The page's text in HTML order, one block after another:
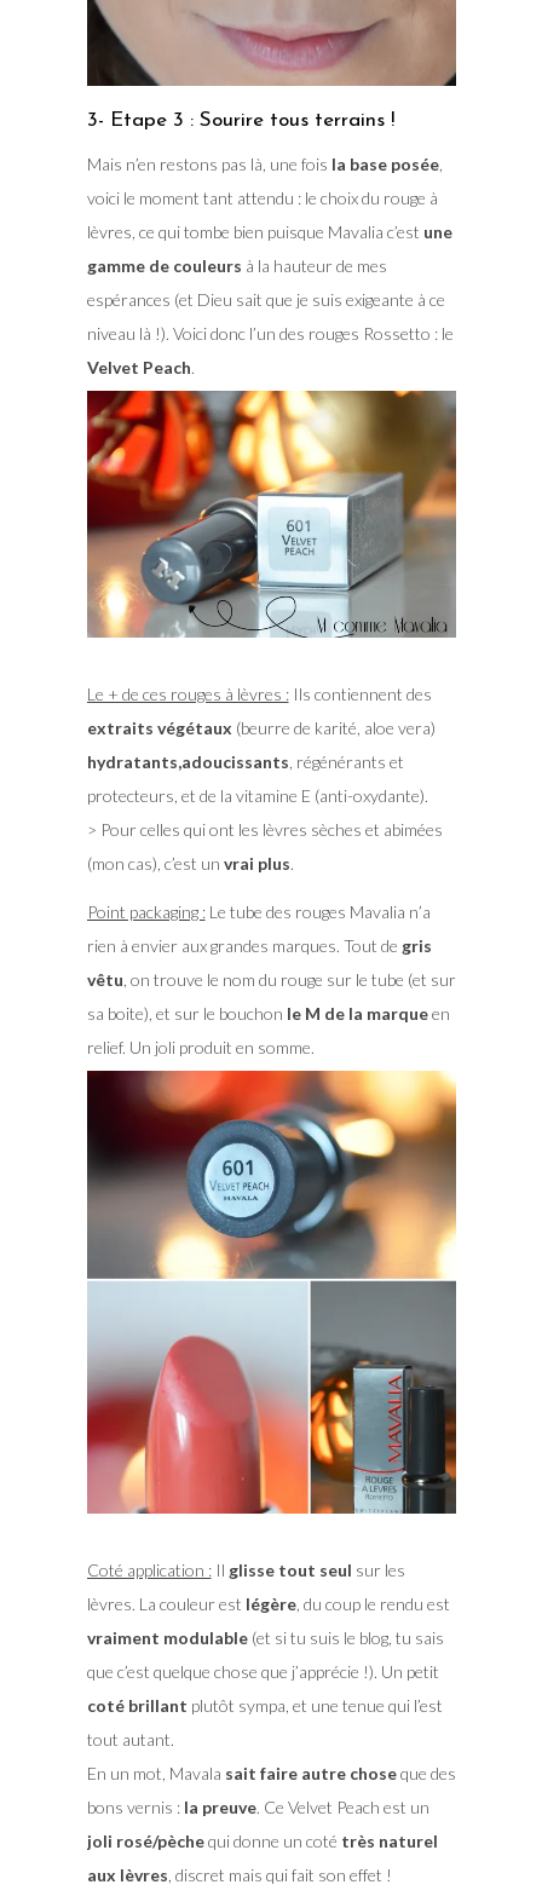
3- Etape 3 : Sourire tous terrains !
Mais n’en restons pas là, une fois la base posée,
voici le moment tant attendu : le choix du rouge à
lèvres, ce qui tombe bien puisque Mavalia c’est une
gamme de couleurs à la hauteur de mes
espérances (et Dieu sait que je suis exigeante à ce
niveau là !). Voici donc l’un des rouges Rossetto : le
Velvet Peach.
Le + de ces rouges à lèvres :Ils contiennent des
extraits végétaux (beurre de karité, aloe vera)
hydratants,adoucissants , régénérants et
protecteurs, et de la vitamine E (anti-oxydante).
> Pour celles qui ont les lèvres sèches et abimées
(mon cas), c’est un vrai plus.
Point packaging :Le tube des rouges Mavalia n’a
rien à envier aux grandes marques. Tout de gris
vêtu , on trouve le nom du rouge sur le tube (et sur
sa boite), et sur le bouchon le M de la marqueen
relief. Un joli produit en somme.
Coté application :Il glisse tout seul sur les
lèvres. La couleur est légère, du coup le rendu est
vraiment modulable(et si tu suis le blog, tu sais
que c’est quelque chose que j’apprécie !). Un petit
coté brillant plutôt sympa, et une tenue qui l’est
tout autant.
En un mot, Mavala sait faire autre choseque des
bons vernis :la preuve. Ce Velvet Peach est un
joli rosé/pèchequi donne un coté très naturel
aux lèvres , discret mais qui fait son effet !